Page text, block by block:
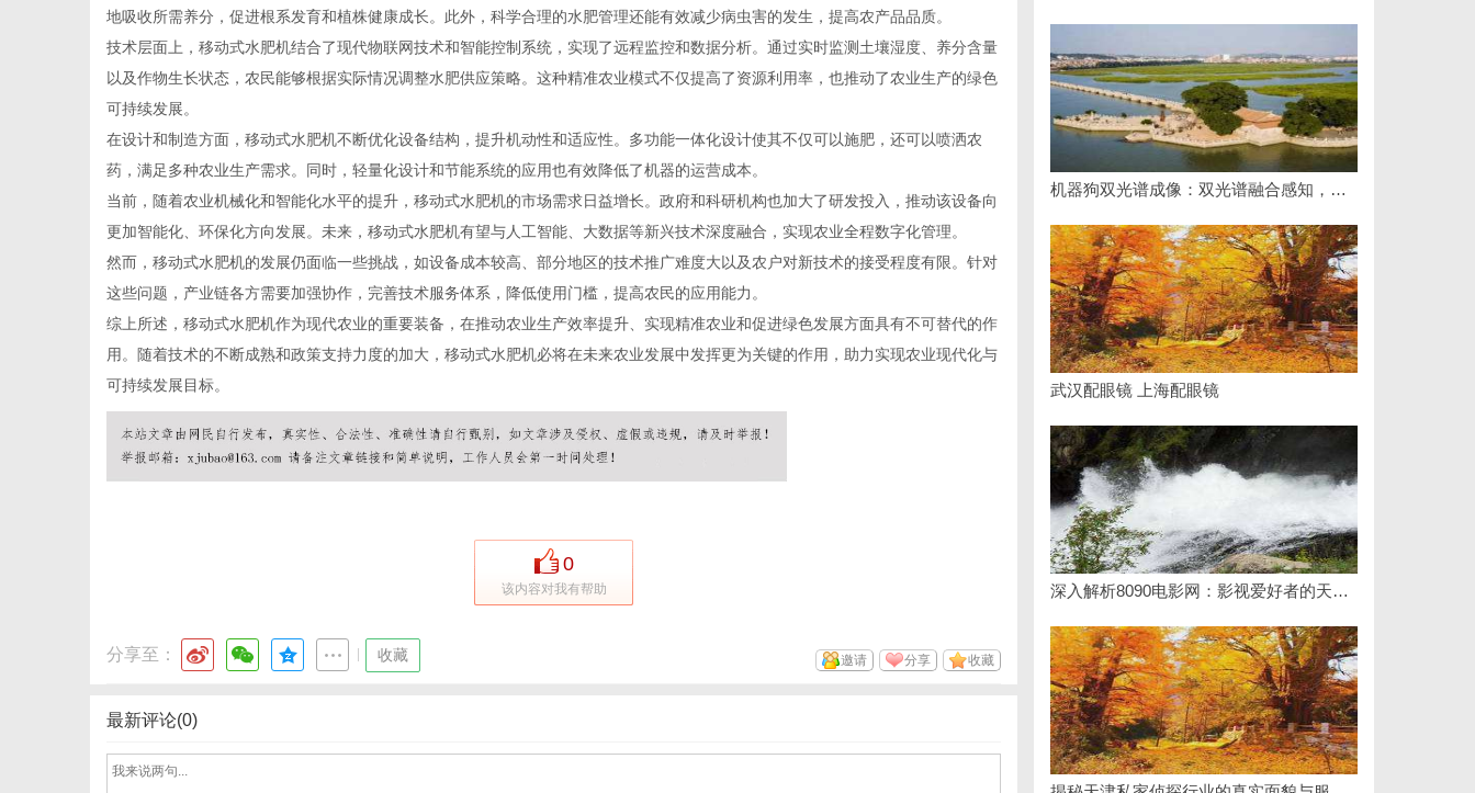
地吸收所需养分，促进根系发育和植株健康成长。此外，科学合理的水肥管理还能有效减少病虫害的发生，提高农产品品质。
技术层面上，移动式水肥机结合了现代物联网技术和智能控制系统，实现了远程监控和数据分析。通过实时监测土壤湿度、养分含量
以及作物生长状态，农民能够根据实际情况调整水肥供应策略。这种精准农业模式不仅提高了资源利用率，也推动了农业生产的绿色
可持续发展。
在设计和制造方面，移动式水肥机不断优化设备结构，提升机动性和适应性。多功能一体化设计使其不仅可以施肥，还可以喷洒农
药，满足多种农业生产需求。同时，轻量化设计和节能系统的应用也有效降低了机器的运营成本。
当前，随着农业机械化和智能化水平的提升，移动式水肥机的市场需求日益增长。政府和科研机构也加大了研发投入，推动该设备向
更加智能化、环保化方向发展。未来，移动式水肥机有望与人工智能、大数据等新兴技术深度融合，实现农业全程数字化管理。
然而，移动式水肥机的发展仍面临一些挑战，如设备成本较高、部分地区的技术推广难度大以及农户对新技术的接受程度有限。针对
这些问题，产业链各方需要加强协作，完善技术服务体系，降低使用门槛，提高农民的应用能力。
综上所述，移动式水肥机作为现代农业的重要装备，在推动农业生产效率提升、实现精准农业和促进绿色发展方面具有不可替代的作
用。随着技术的不断成熟和政策支持力度的加大，移动式水肥机必将在未来农业发展中发挥更为关键的作用，助力实现农业现代化与
可持续发展目标。
0
该内容对我有帮助
分享至： 收藏 收藏
分享
邀请
最新评论(0)
机器狗双光谱成像：双光谱融合感知，筑牢工矿机器狗全域巡检识别能力
武汉配眼镜 上海配眼镜
深入解析8090电影网：影视爱好者的天堂与全新观影体验